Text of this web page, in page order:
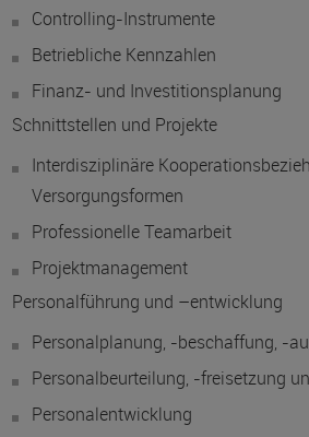
Controlling-Instrumente
Betriebliche Kennzahlen
Finanz- und Investitionsplanung
Schnittstellen und Projekte
Interdisziplinäre
Versorgungsformen
Professionelle Teamarbeit
Projektmanagement
Personalführung und –entwicklung
Personalplanung, -beschaffung, -
Personalbeurteilung, -freisetzung
Personalentwicklung